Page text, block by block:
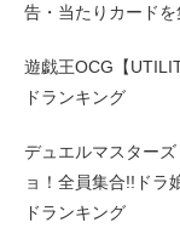
告・当たりカードを
遊戯王OCG【
ドランキング
デュエルマスター
ョ！全員集合!!ドラ
ドランキング